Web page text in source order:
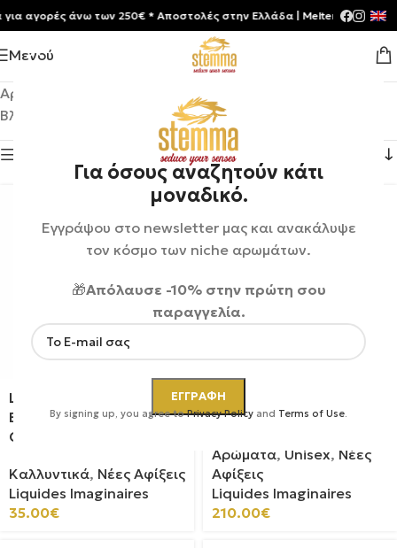
Για όσους αναζητούν κάτι
μοναδικό.
Εγγράψου στο newsletter μας και ανακάλυψε
τον κόσμο των niche αρωμάτων.
🎁Απόλαυσε -10% στην πρώτη σου
παραγγελία.
By signing up, you agree toPrivacy Policy and Terms of Use.
Μενού
Αρχική σελίδα
Liquides Imaginaires
Βλέπετε 1–12 από 37 αποτελέσματα
Εμφάνιση πλευρικής μπάρας
Liquides Imaginaires |
Blanche Bête Hand
Cream
Καλλυντικά, Νέες Αφίξεις
Liquides Imaginaires
35.00€
Liquides Imaginaires |
Âme De Fleur
Αρώματα, Unisex, Νέες
Αφίξεις
Liquides Imaginaires
210.00€
αγορές άνω των 250€ * Aποστολές στην Ελλάδα | Meltemia Exclusive